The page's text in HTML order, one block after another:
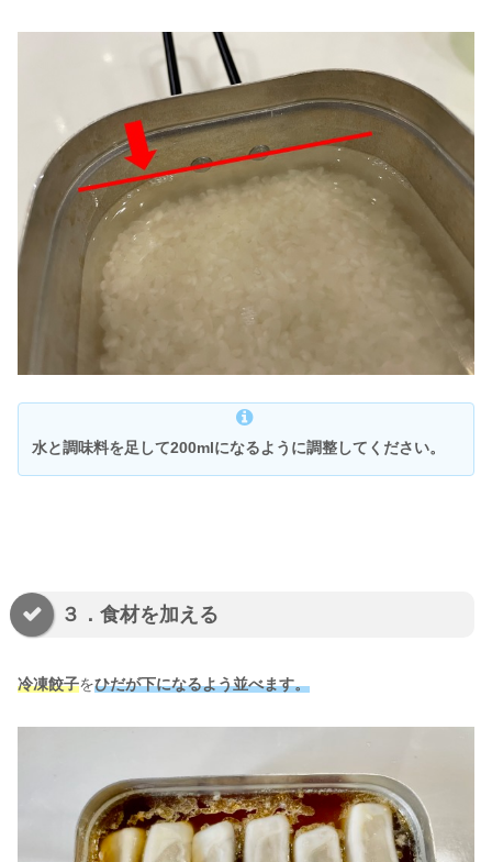
水と調味料を足して200mlになるように調整してください。
３．食材を加える
冷凍餃子をひだが下になるよう並べます。